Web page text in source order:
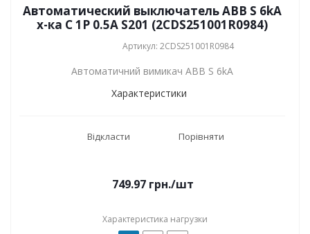
Автоматический выключатель ABB S 6kA
х-ка C 1P 0.5А S201 (2CDS251001R0984)
Артикул: 2CDS251001R0984
Автоматичний вимикач ABB S 6kA
Характеристики
Відкласти Порівняти
749.97грн./шт
Характеристика нагрузки